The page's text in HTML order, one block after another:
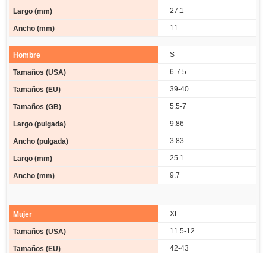
27.1
11
S
6-7.5
39-40
5.5-7
9.86
3.83
25.1
9.7
XL
11.5-12
42-43